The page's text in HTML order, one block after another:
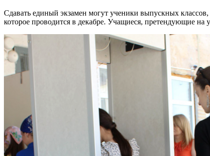
Сдавать единый экзамен могут ученики выпускных
которое проводится в декабре. Учащиеся, претендующие на